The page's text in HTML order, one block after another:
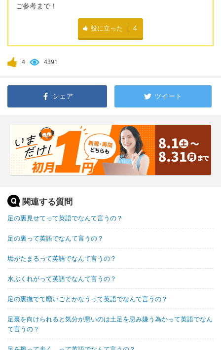
ご参考まで！
役に立った 4
4 4391
シェア ツイート
関連する質問
足の裏見せてって英語でなんて言うの？
足の裏って英語でなんて言うの？
垢がたまるって英語でなんて言うの？
水ぶくれがって英語でなんて言うの？
足の裏撫でて願いごとかなうって英語でなんて言うの？
足裏を向けられると気分が悪いのは土足を忌み嫌う為かって英語でなん
て言うの？